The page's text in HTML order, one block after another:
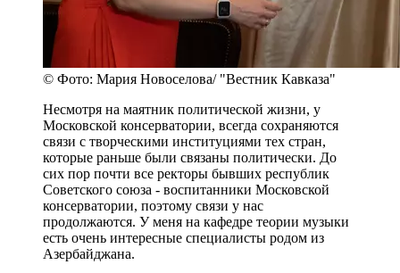
© Фото: Мария Новоселова/ "Вестник Кавказа"
Несмотря на маятник политической жизни, у
Московской консерватории, всегда сохраняются
связи с творческими институциями тех стран,
которые раньше были связаны политически. До
сих пор почти все ректоры бывших республик
Советского союза - воспитанники Московской
консерватории, поэтому связи у нас
продолжаются. У меня на кафедре теории музыки
есть очень интересные специалисты родом из
Азербайджана.